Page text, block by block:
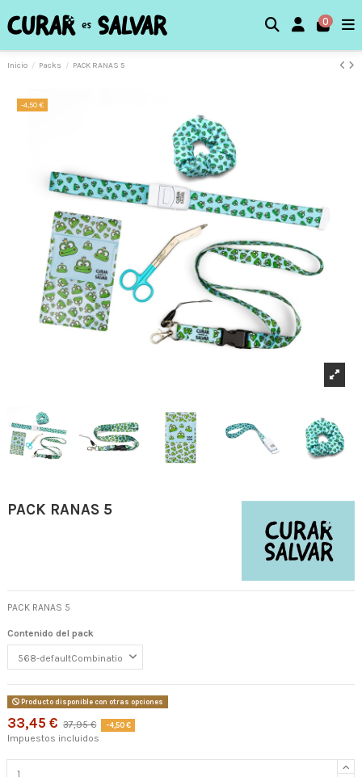
0
Inicio Packs PACK RANAS 5
-4,50 €
PACK RANAS 5
PACK RANAS 5
Contenido del pack
Producto disponible con otras opciones
33,45 € 37,95 € -4,50 €
Impuestos incluidos